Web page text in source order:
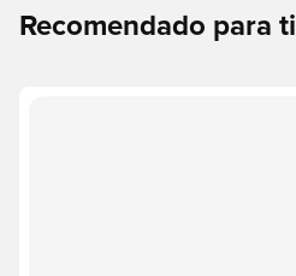
Recomendado para ti